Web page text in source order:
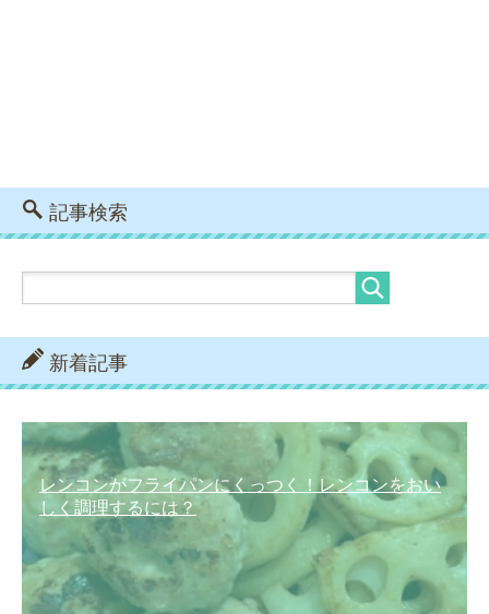
記事検索
新着記事
レンコンがフライパンにくっつく！レンコンをおい
しく調理するには？